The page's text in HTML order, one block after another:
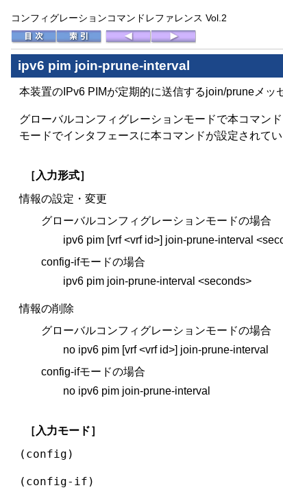
コンフィグレーションコマンドレファレンス Vol.2
ipv6 pim join-prune-interval
本装置のIPv6 PIMが定期的に送信するjoin/pruneメッ
グローバルコンフィグレーションモードで本コマン
モードでインタフェースに本コマンドが設定されて
［入力形式］
情報の設定・変更
グローバルコンフィグレーションモードの場合
ipv6 pim [vrf <vrf id>] join-prune-interval
config-ifモードの場合
ipv6 pim join-prune-interval <seconds>
情報の削除
グローバルコンフィグレーションモードの場合
no ipv6 pim [vrf <vrf id>] join-prune-interval
config-ifモードの場合
no ipv6 pim join-prune-interval
［入力モード］
(config)
(config-if)